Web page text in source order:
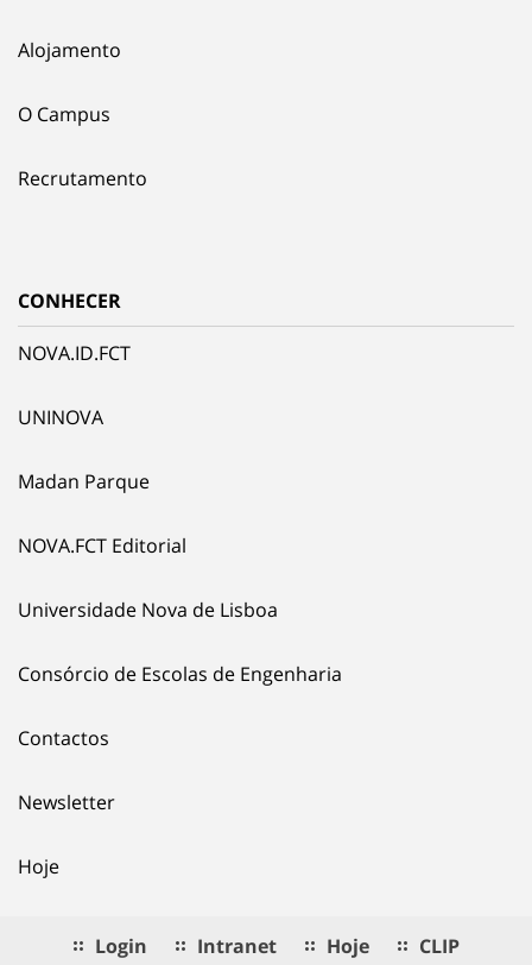
Alojamento
O Campus
Recrutamento
CONHECER
NOVA.ID.FCT
UNINOVA
Madan Parque
NOVA.FCT Editorial
Universidade Nova de Lisboa
Consórcio de Escolas de Engenharia
Contactos
Newsletter
Hoje
Login Intranet Hoje CLIP